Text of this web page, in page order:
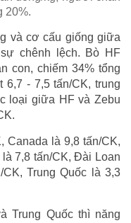
20%.
và cơ cấu giống giữa
chênh lệch. Bò HF
con, chiếm 34% tổng
6,7 - 7,5 tấn/CK, trung
loại giữa HF và Zebu
Canada là 9,8 tấn/CK,
7,8 tấn/CK, Đài Loan
Trung Quốc là 3,3
Trung Quốc thì năng